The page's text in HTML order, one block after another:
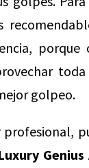
porque
golpeo.
profesional,